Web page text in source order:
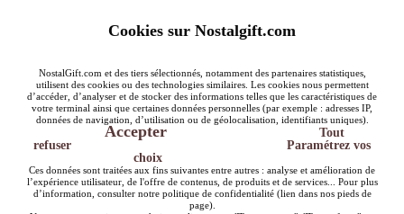
Cookies sur Nostalgift.com
NostalGift.com et des tiers sélectionnés, notamment des partenaires statistiques,
utilisent des cookies ou des technologies similaires. Les cookies nous permettent
d’accéder, d’analyser et de stocker des informations telles que les caractéristiques de
votre terminal ainsi que certaines données personnelles (par exemple : adresses IP,
données de navigation, d’utilisation ou de géolocalisation, identifiants uniques).
Accepter
Tout
refuser
Paramétrez vos
choix
Ces données sont traitées aux fins suivantes entre autres : analyse et amélioration de
l’expérience utilisateur, de l'offre de contenus, de produits et de services... Pour plus
d’information, consulter notre politique de confidentialité (lien dans nos pieds de
page).